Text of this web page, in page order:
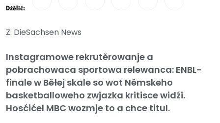
Dźělić:
Z: DieSachsen News
Instagramowe rekrutěrowanje a
pobrachowaca sportowa relewanca: ENBL-
finale w Běłej skale so wot Němskeho
basketballoweho zwjazka kritisce widźi.
Hosćićel MBC wozmje to a chce titul.